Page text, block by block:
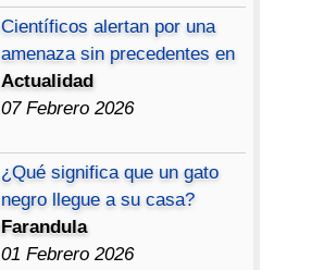
Científicos alertan por una
amenaza sin precedentes en
Actualidad
07 Febrero 2026
¿Qué significa que un gato
negro llegue a su casa?
Farandula
01 Febrero 2026